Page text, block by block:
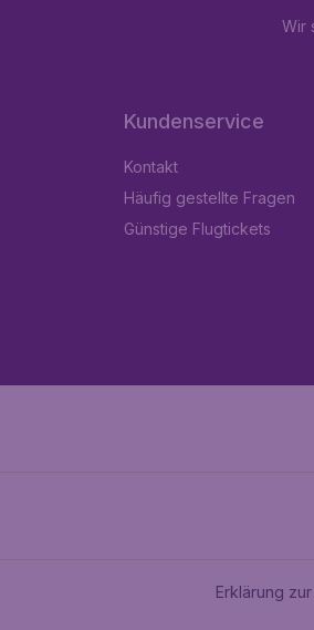
Wir
Kundenservice
Kontakt
Häufig gestellte Fragen
Günstige Flugtickets
Erklärung